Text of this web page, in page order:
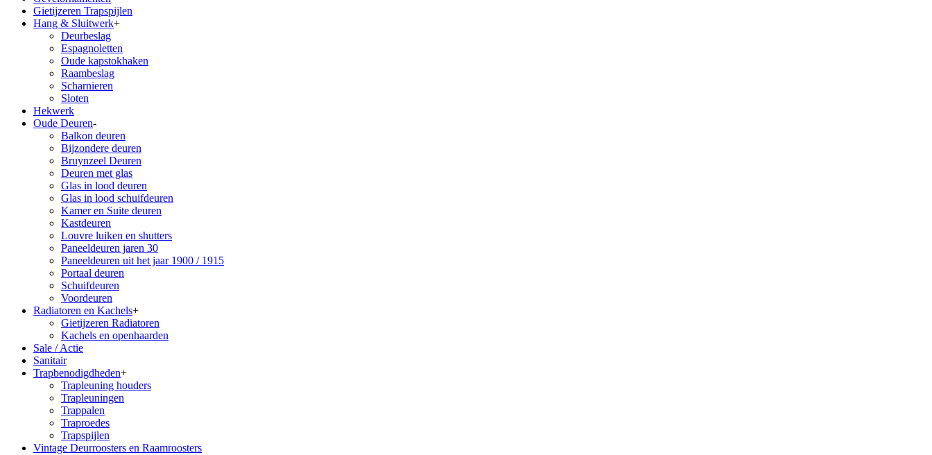
Gietijzeren Trapspijlen
Hang & Sluitwerk+
Deurbeslag
Espagnoletten
Oude kapstokhaken
Raambeslag
Scharnieren
Sloten
Hekwerk
Oude Deuren-
Balkon deuren
Bijzondere deuren
Bruynzeel Deuren
Deuren met glas
Glas in lood deuren
Glas in lood schuifdeuren
Kamer en Suite deuren
Kastdeuren
Louvre luiken en shutters
Paneeldeuren jaren 30
Paneeldeuren uit het jaar 1900 / 1915
Portaal deuren
Schuifdeuren
Voordeuren
Radiatoren en Kachels+
Gietijzeren Radiatoren
Kachels en openhaarden
Sale / Actie
Sanitair
Trapbenodigdheden+
Trapleuning houders
Trapleuningen
Trappalen
Traproedes
Trapspijlen
Vintage Deurroosters en Raamroosters